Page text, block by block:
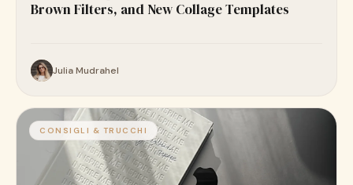
Brown Filters, and New Collage Templates
Julia Mudrahel
CONSIGLI & TRUCCHI